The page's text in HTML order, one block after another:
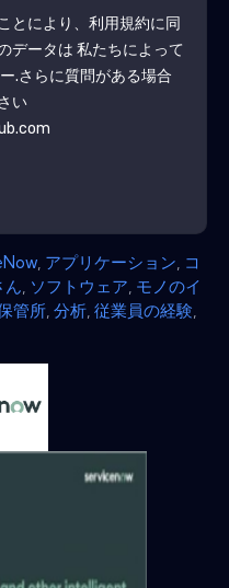
とにより、利用規約に同
データは 私たちによって
.さらに質問がある場合
い
アプリケーション コ
ん ソフトウェア モノのイ
管所 分析 従業員の経験